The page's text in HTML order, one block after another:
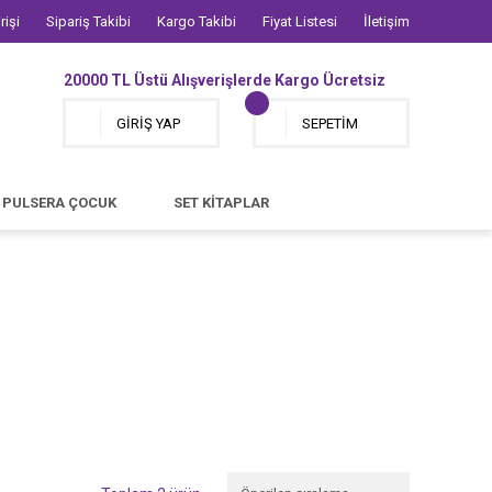
Sipariş Takibi Kargo Takibi Fiyat Listesi İletişim
20000 TL Üstü Alışverişlerde Kargo Ücretsiz
GİRİŞ YAP SEPETİM
PULSERA ÇOCUK SET KİTAPLAR